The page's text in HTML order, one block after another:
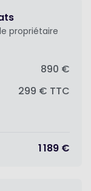
propriétaire
890 €
299 € TTC
1 189 €